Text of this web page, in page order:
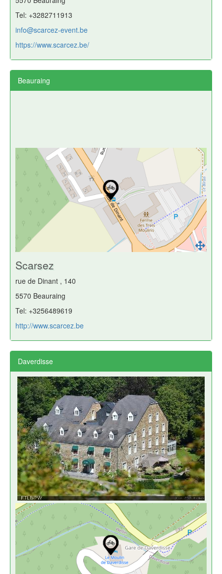
Tel: +3282711913
info@scarcez-event.be
https://www.scarcez.be/
Beauraing
Scarsez
rue de Dinant , 140
5570 Beauraing
Tel: +3256489619
http://www.scarcez.be
Daverdisse